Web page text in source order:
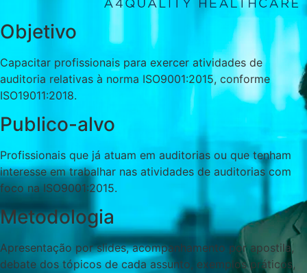
Objetivo
Capacitar profissionais para exercer atividades de
auditoria relativas à norma ISO9001:2015, conforme
ISO19011:2018.
Publico-alvo
Profissionais que já atuam em auditorias ou que tenham
interesse em trabalhar nas atividades de auditorias com
foco na ISO9001:2015.
Metodologia
Apresentação por slides, acompanhamento por apostila,
debate dos tópicos de cada assunto, exemplos práticos,